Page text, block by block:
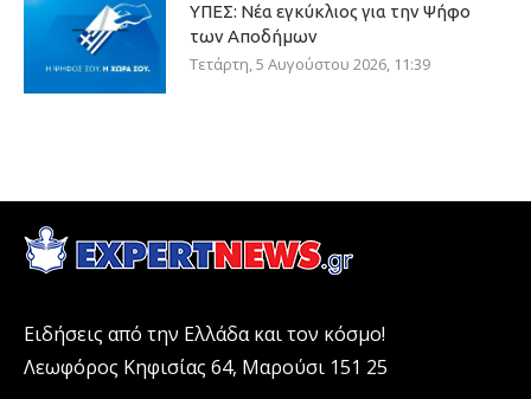
ΥΠΕΣ: Νέα εγκύκλιος για την Ψήφο
των Αποδήμων
Τετάρτη, 5 Αυγούστου 2026, 11:39
Ειδήσεις από την Ελλάδα και τον κόσμο!
Λεωφόρος Κηφισίας 64, Μαρούσι 151 25